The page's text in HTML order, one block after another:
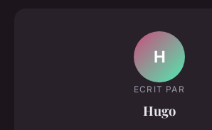
H
ECRIT PAR
Hugo